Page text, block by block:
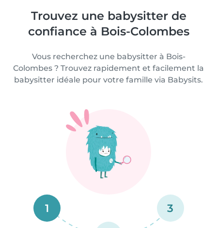
Trouvez une babysitter de
confiance à Bois-Colombes
Vous recherchez une babysitter à Bois-
Colombes ? Trouvez rapidement et facilement la
babysitter idéale pour votre famille via Babysits.
1 3